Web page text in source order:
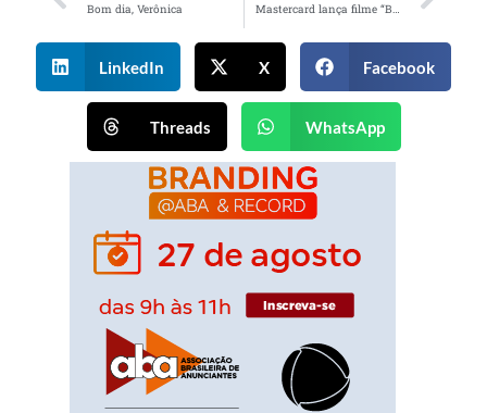
Bom dia, Verônica Mastercard lança filme “Borboletas”, que representa doações de cada pagamento por aproximação
LinkedIn X Facebook
Threads WhatsApp